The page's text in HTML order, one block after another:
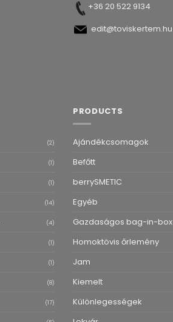
+36 20 522 9134
edit@toviskertem.hu
(2)
(1)
(1)
(14)
(4)
(1)
(1)
(8)
(17)
PRODUCTS
Ajándékcsomagok
Befőtt
berrySMETIC
Egyéb
Gazdaságos bag-in-box
Homoktövis őrlemény
Jam
Kiemelt
Különlegességek